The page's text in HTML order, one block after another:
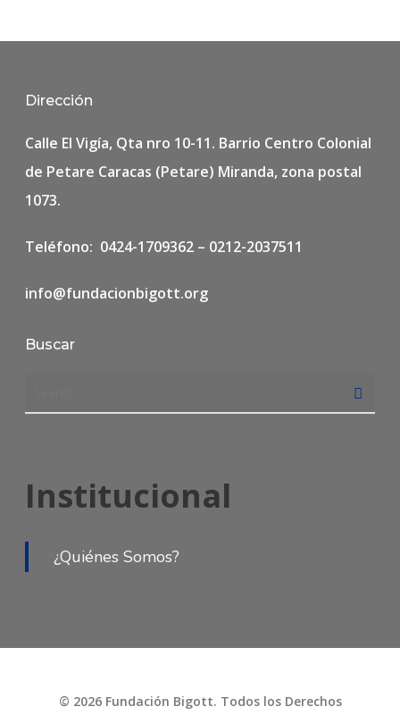
Dirección
Calle El Vigía, Qta nro 10-11. Barrio Centro Colonial
de Petare Caracas (Petare) Miranda, zona postal
1073.
Teléfono: 0424-1709362 – 0212-2037511
info@fundacionbigott.org
Buscar
Institucional
¿Quiénes Somos?
© 2026 Fundación Bigott. Todos los Derechos